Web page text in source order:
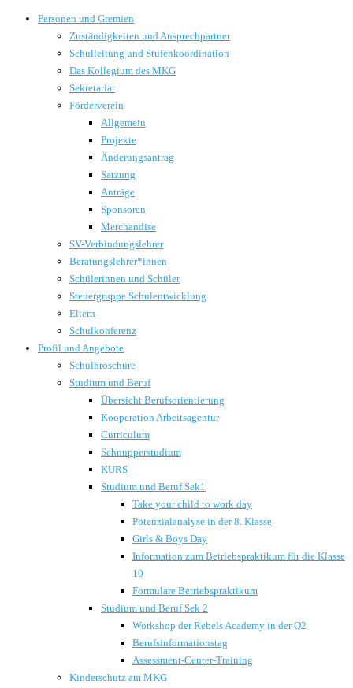
Personen und Gremien
Zuständigkeiten und Ansprechpartner
Schulleitung und Stufenkoordination
Das Kollegium des MKG
Sekretariat
Förderverein
Allgemein
Projekte
Änderungsantrag
Satzung
Anträge
Sponsoren
Merchandise
SV-Verbindungslehrer
Beratungslehrer*innen
Schülerinnen und Schüler
Steuergruppe Schulentwicklung
Eltern
Schulkonferenz
Profil und Angebote
Schulbroschüre
Studium und Beruf
Übersicht Berufsorientierung
Kooperation Arbeitsagentur
Curriculum
Schnupperstudium
KURS
Studium und Beruf Sek1
Take your child to work day
Potenzialanalyse in der 8. Klasse
Girls & Boys Day
Information zum Betriebspraktikum für die Klasse
10
Formulare Betriebspraktikum
Studium und Beruf Sek 2
Workshop der Rebels Academy in der Q2
Berufsinformationstag
Assessment-Center-Training
Kinderschutz am MKG